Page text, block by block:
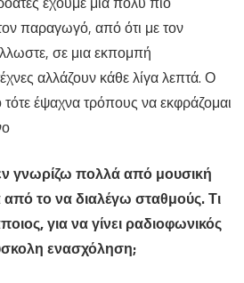
παραγωγό, από ότι με τον
σε μια εκπομπή
αλλάζουν κάθε λίγα λεπτά. Ο
έψαχνα τρόπους να εκφράζομαι
γνωρίζω πολλά από μουσική
το να διαλέγω σταθμούς. Τι
για να γίνει ραδιοφωνικός
ενασχόληση;